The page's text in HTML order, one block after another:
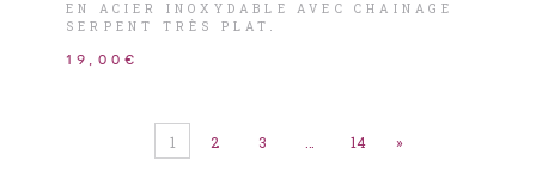
EN ACIER INOXYDABLE AVEC CHAINAGE
SERPENT TRÈS PLAT.
19,00€
1 2 3 14 »